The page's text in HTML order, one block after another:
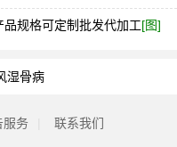
规格可定制批发代加工[图]
湿骨病
服务 联系我们